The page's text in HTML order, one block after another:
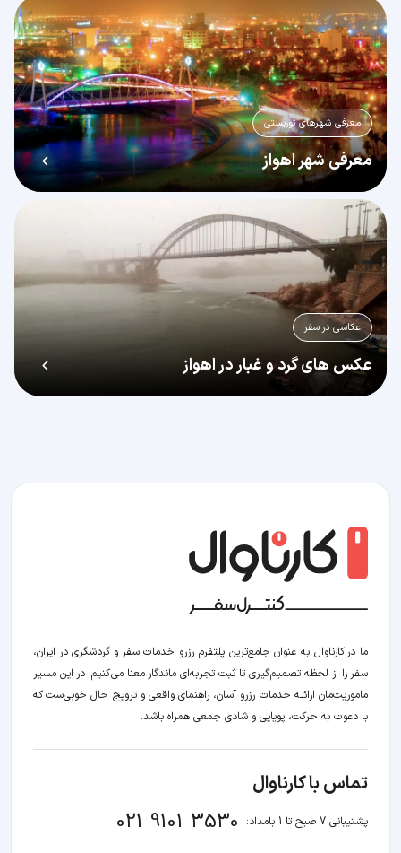
معرفی شهرهای توریستی
معرفی شهر اهواز
عکاسی در سفر
عکس های گرد و غبار در اهواز
ما در کارناوال به عنوان جامع‌ترین پلتفرم رزرو خدمات سفر و گردشگری در ایران،
سفر را از لحظه‌ تصمیم‌گیری تا ثبت تجربه‌ای ماندگار معنا می‌کنیم؛ در این مسیر‍
ماموریت‌مان اراﺋــﻪ خدمات رزرو آسان، راهنمای واقعی و ترویج حال خوبی‌ست که
با دعوت به حرکت، پویایی و شادی جمعی همراه باشد.
تماس با کارناوال
پشتیبانی 7 صبح تا 1 بامداد: 021 9101 3530